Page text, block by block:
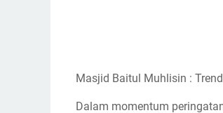
Masjid Baitul Muhlisin :
Dalam momentum